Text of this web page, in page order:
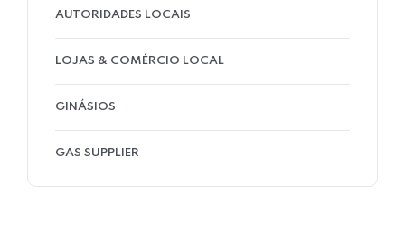
AUTORIDADES LOCAIS
LOJAS & COMÉRCIO LOCAL
GINÁSIOS
GAS SUPPLIER